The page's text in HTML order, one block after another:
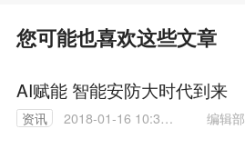
您可能也喜欢这些文章
AI赋能 智能安防大时代到来
资讯
2018-01-16 10:34:
编辑部